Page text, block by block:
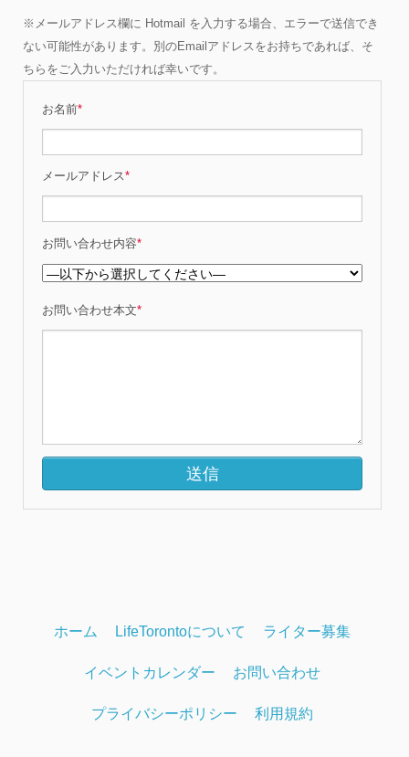
※メールアドレス欄に Hotmail を入力する場合、エラーで送信でき
ない可能性があります。別のEmailアドレスをお持ちであれば、そ
ちらをご入力いただければ幸いです。
お名前*
メールアドレス*
お問い合わせ内容*
お問い合わせ本文*
ホーム LifeTorontoについて ライター募集
イベントカレンダー お問い合わせ
プライバシーポリシー 利用規約